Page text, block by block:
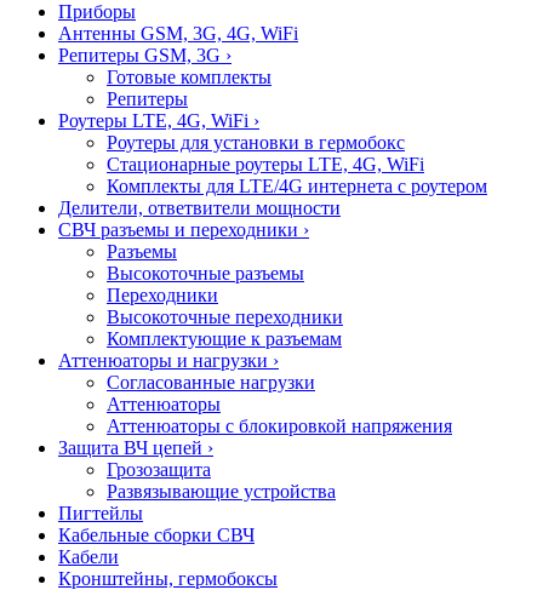
Приборы
Антенны GSM, 3G, 4G, WiFi
Репитеры GSM, 3G ›
Готовые комплекты
Репитеры
Роутеры LTE, 4G, WiFi ›
Роутеры для установки в гермобокс
Стационарные роутеры LTE, 4G, WiFi
Комплекты для LTE/4G интернета с роутером
Делители, ответвители мощности
СВЧ разъемы и переходники ›
Разъемы
Высокоточные разъемы
Переходники
Высокоточные переходники
Комплектующие к разъемам
Аттенюаторы и нагрузки ›
Согласованные нагрузки
Аттенюаторы
Аттенюаторы с блокировкой напряжения
Защита ВЧ цепей ›
Грозозащита
Развязывающие устройства
Пигтейлы
Кабельные сборки СВЧ
Кабели
Кронштейны, гермобоксы